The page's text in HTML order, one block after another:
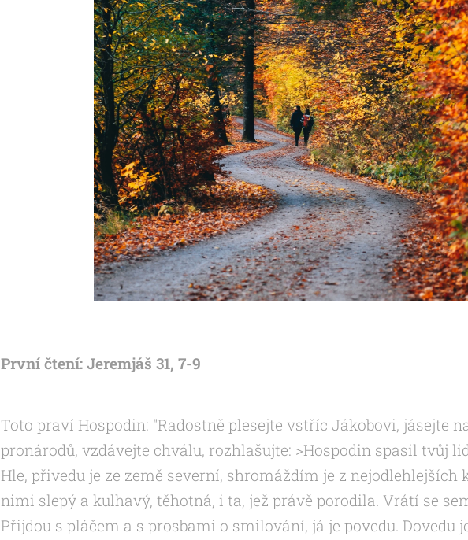
První čtení: Jeremjáš 31, 7-9
Toto praví Hospodin: "Radostně plesejte vstříc Jákobovi, jásejte
pronárodů, vzdávejte chválu, rozhlašujte: >Hospodin spasil tvůj
Hle, přivedu je ze země severní, shromáždím je z nejodlehlejších
nimi slepý a kulhavý, těhotná, i ta, jež právě porodila. Vrátí se
Přijdou s pláčem a s prosbami o smilování, já je povedu. Dovedu